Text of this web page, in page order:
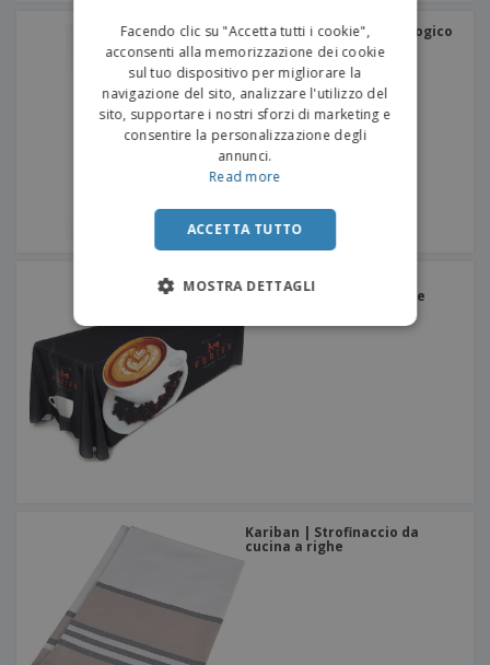
Kariban | Telo mare biologico
Tovaglia in tessuto di
poliestere senza cuciture
Kariban | Strofinaccio da
cucina a righe
Facendo clic su "Accetta tutti i cookie",
acconsenti alla memorizzazione dei cookie
sul tuo dispositivo per migliorare la
navigazione del sito, analizzare l'utilizzo del
sito, supportare i nostri sforzi di marketing e
consentire la personalizzazione degli
annunci.
Read more
ACCETTA TUTTO
MOSTRA DETTAGLI